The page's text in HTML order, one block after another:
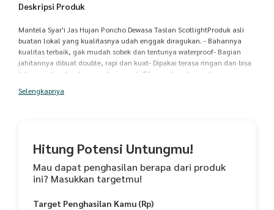
Deskripsi Produk
Mantela Syar'i Jas Hujan Poncho Dewasa Taslan ScotlightProduk asli
buatan lokal yang kualitasnya udah enggak diragukan. - Bahannya
kualitas terbaik, gak mudah sobek dan tentunya waterproof- Bagian
jahitannya dibuat double, rapi dan kuat- Dipakai terasa ringan dan bisa
tetap muat walau kamu pakai ransel- Fiturnya lengkap, ada zipper +
pergelangan tangan makin aman dan nyaman- Dilengkapi hood yang
*Lebar Dada 69 cm *Lingkar Dada 138 cm*Panjang Lengan 65
Jas Hujan Gamisnya! Jangan sampai kehabisan
Selengkapnya
Hitung Potensi Untungmu!
Mau dapat penghasilan berapa dari produk
ini? Masukkan targetmu!
Target Penghasilan Kamu (Rp)